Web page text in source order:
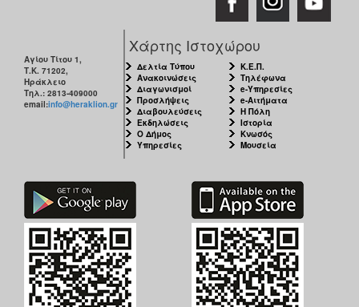
ΠΟΛΙΤΙΣΜΟΣ
ΑΝΘΕΚΤΙΚΗ
ΠΟΛΗ
Αγίου Τίτου 1,
Τ.Κ. 71202,
Ηράκλειο
Τηλ.: 2813-409000
email:info@heraklion.gr
Χάρτης Ιστοχώρου
Δελτία Τύπου
Ανακοινώσεις
Διαγωνισμοί
Προσλήψεις
Διαβουλεύσεις
Εκδηλώσεις
Ο Δήμος
Υπηρεσίες
Κ.Ε.Π.
Τηλέφωνα
e-Υπηρεσίες
e-Αιτήματα
Η Πόλη
Ιστορία
Κνωσός
Μουσεία